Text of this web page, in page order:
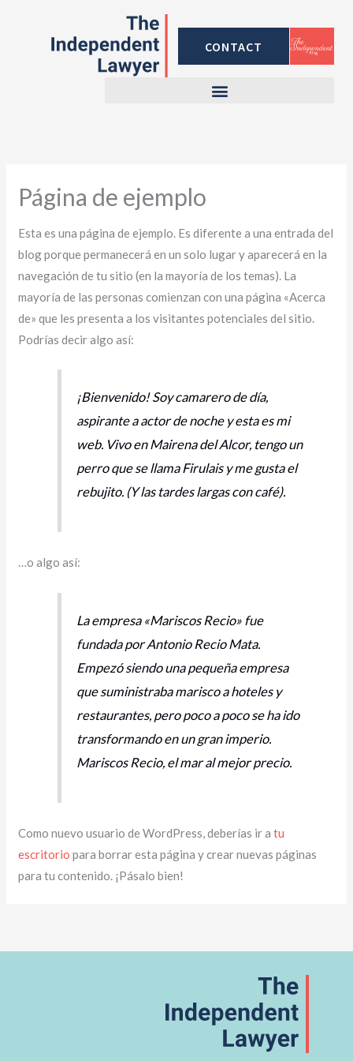
CONTACT
Página de ejemplo
Esta es una página de ejemplo. Es diferente a una entrada del
blog porque permanecerá en un solo lugar y aparecerá en la
navegación de tu sitio (en la mayoría de los temas). La
mayoría de las personas comienzan con una página «Acerca
de» que les presenta a los visitantes potenciales del sitio.
Podrías decir algo así:
¡Bienvenido! Soy camarero de día,
aspirante a actor de noche y esta es mi
web. Vivo en Mairena del Alcor, tengo un
perro que se llama Firulais y me gusta el
rebujito. (Y las tardes largas con café).
…o algo así:
La empresa «Mariscos Recio» fue
fundada por Antonio Recio Mata.
Empezó siendo una pequeña empresa
que suministraba marisco a hoteles y
restaurantes, pero poco a poco se ha ido
transformando en un gran imperio.
Mariscos Recio, el mar al mejor precio.
Como nuevo usuario de WordPress, deberías ir atu
escritorio para borrar esta página y crear nuevas páginas
para tu contenido. ¡Pásalo bien!